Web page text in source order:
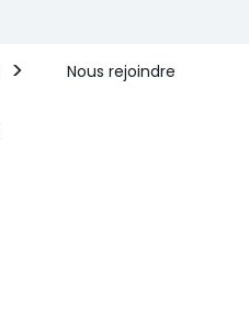
Nous rejoindre